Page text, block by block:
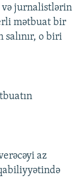
və jurnalistlərin
mətbuat bir
o biri
az